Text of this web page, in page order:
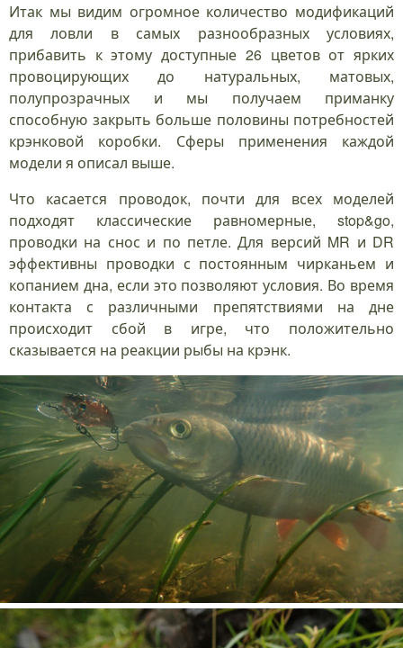
Итак мы видим огромное количество модификаций
для ловли в самых разнообразных условиях,
прибавить к этому доступные 26 цветов от ярких
провоцирующих до натуральных, матовых,
полупрозрачных и мы получаем приманку
способную закрыть больше половины потребностей
крэнковой коробки. Сферы применения каждой
модели я описал выше.
Что касается проводок, почти для всех моделей
подходят классические равномерные, stop&go,
проводки на снос и по петле. Для версий MR и DR
эффективны проводки с постоянным чирканьем и
копанием дна, если это позволяют условия. Во время
контакта с различными препятствиями на дне
происходит сбой в игре, что положительно
сказывается на реакции рыбы на крэнк.